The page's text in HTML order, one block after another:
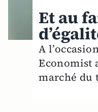
Et au
A
Economist
marché du